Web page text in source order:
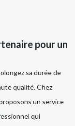
pour un
sa durée de
qualité. Chez
un service
qui